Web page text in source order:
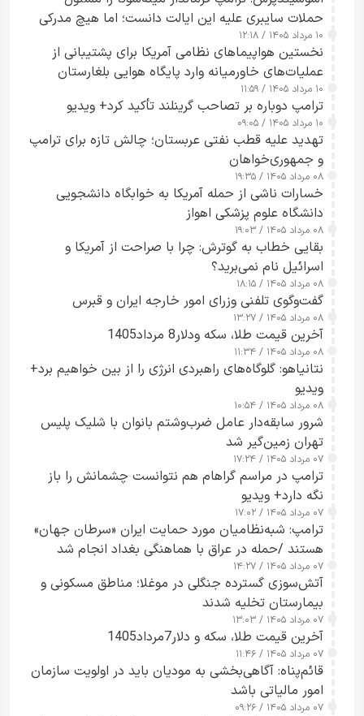
حملات سایبری علیه این ایالت دانست؛ اما هیچ مدرکی
ارائه نکرد
۱۰ مرداد ۱۴۰۵ / ۱۲:۱۸
نخستین هواپیماهای نظامی آمریکا برای پشتیبانی از
عملیات‌های خاورمیانه وارد پایگاه هوایی بلغارستان
شدند
۱۰ مرداد ۱۴۰۵ / ۱۱:۵۹
ترامپ دوباره بر تصاحب گرینلند تأکید کرد+ ویدیو
۱۰ مرداد ۱۴۰۵ / ۰۹:۰۵
تهدید علیه قطب نفتی عربستان؛ چالش تازه برای ترامپ
و جمهوری‌خواهان
۰۸ مرداد ۱۴۰۵ / ۱۹:۳۵
خسارات ناشی از حمله آمریکا به خوابگاه دانشجویی
دانشگاه علوم پزشکی اهواز
۰۸ مرداد ۱۴۰۵ / ۱۹:۰۳
بقایی خطاب به گوترش: چرا با صراحت از آمریکا و
اسرائیل نام نمی‌برید؟
۰۸ مرداد ۱۴۰۵ / ۱۸:۱۵
گفت‌وگوی تلفنی وزرای امور خارجه ایران و قبرس
۰۸ مرداد ۱۴۰۵ / ۱۳:۲۷
آخرین قیمت طلا، سکه ودلار8 مرداد1405
۰۸ مرداد ۱۴۰۵ / ۱۱:۳۴
نتانیاهو: گلوگاه‌های راهبردی انرژی را از بین خواهیم برد+
ویدیو
۰۸ مرداد ۱۴۰۵ / ۱۰:۵۴
شرور سابقه‌دار عامل ضرب‌وشتم بانوان با شلیک پلیس
تهران زمین‌گیر شد
۰۷ مرداد ۱۴۰۵ / ۱۷:۲۴
ترامپ در مراسم گراهام هم نتوانست چشمانش را باز
نگه دارد+ ویدیو
۰۷ مرداد ۱۴۰۵ / ۱۷:۰۲
ترامپ: شبه‌نظامیان مورد حمایت ایران «سرطان جهان»
هستند /حمله در عراق با هماهنگی بغداد انجام شد
۰۷ مرداد ۱۴۰۵ / ۱۴:۲۷
آتش‌سوزی گسترده جنگلی در موغلا؛ مناطق مسکونی و
بیمارستان تخلیه شدند
۰۷ مرداد ۱۴۰۵ / ۱۳:۰۳
آخرین قیمت طلا، سکه و دلار7مرداد1405
۰۷ مرداد ۱۴۰۵ / ۱۱:۴۶
قائم‌پناه: آگاهی‌بخشی به مودیان باید در اولویت سازمان
امور مالیاتی باشد
۰۷ مرداد ۱۴۰۵ / ۰۹:۲۶